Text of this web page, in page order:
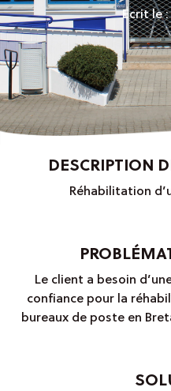
Ecrit le :
DESCRIPTION
Réhabilitation
Le client a besoin
confiance pour la
bureaux de poste en